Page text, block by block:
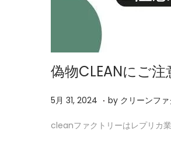
偽物CLEANにご
P
s
5月 31, 2024 2
5
. by クリーンフ
cleanファクトリーはレプリカ